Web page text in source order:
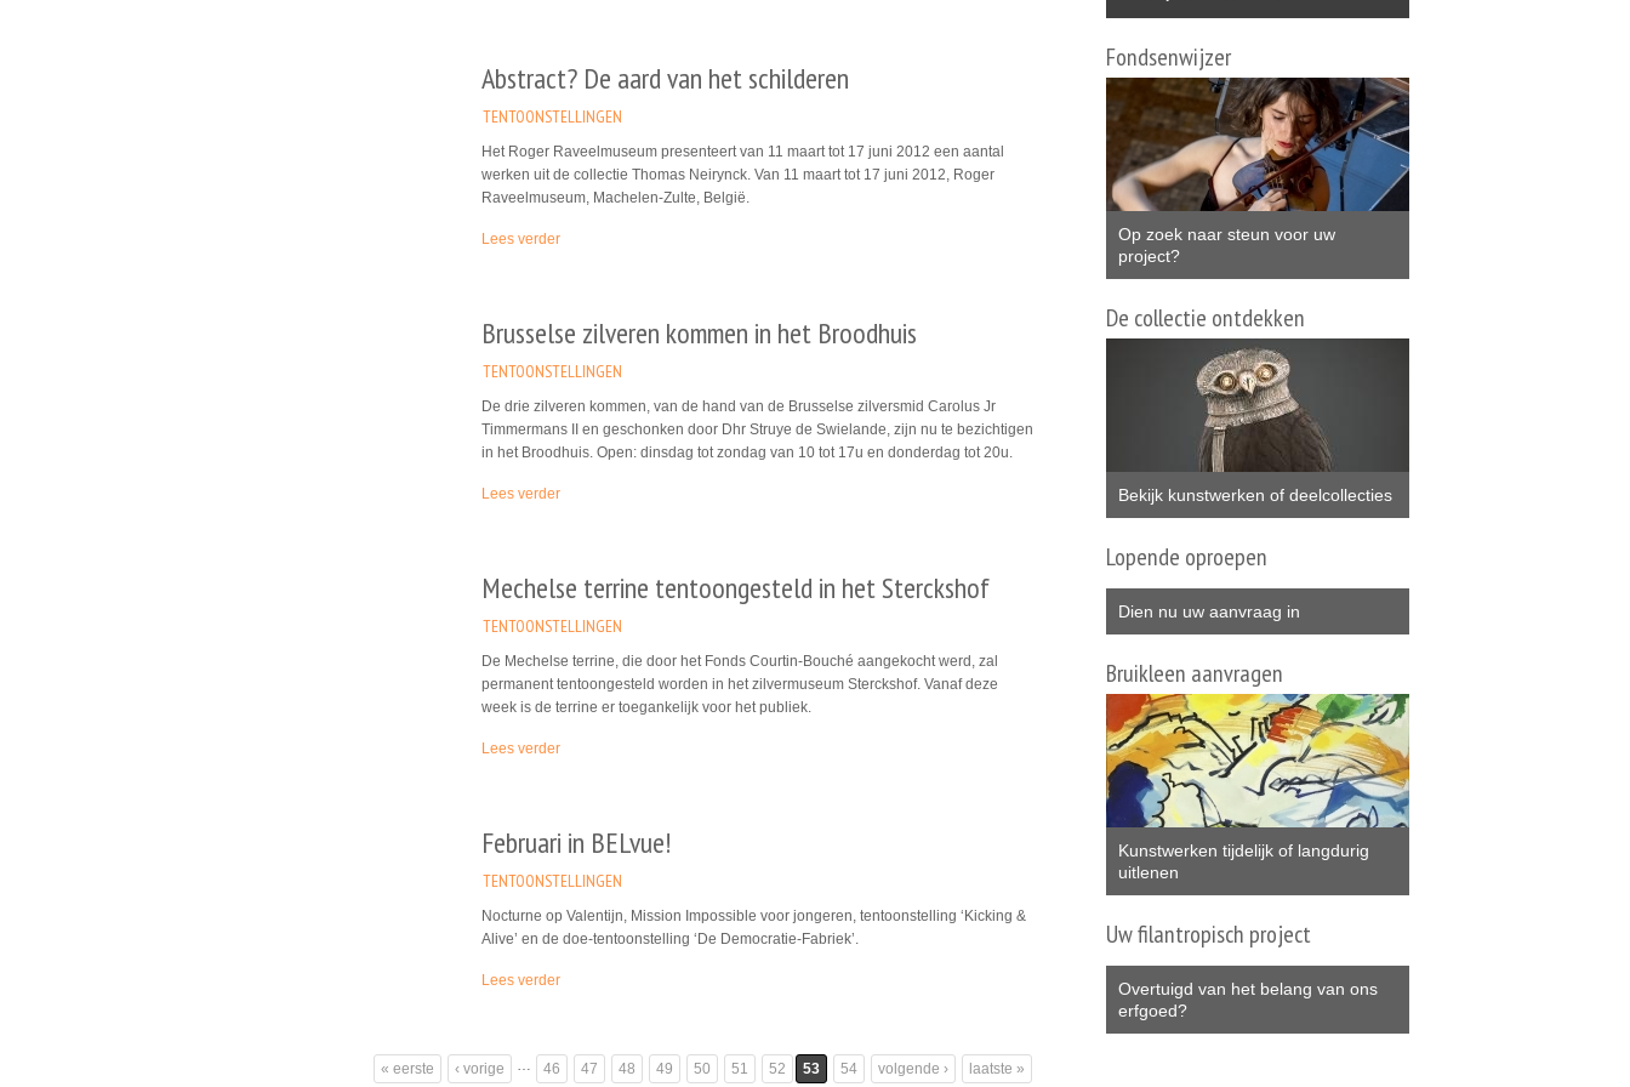
Abstract? De aard van het schilderen
TENTOONSTELLINGEN
Het Roger Raveelmuseum presenteert van 11 maart tot 17 juni 2012 een aantal
werken uit de collectie Thomas Neirynck. Van 11 maart tot 17 juni 2012, Roger
Raveelmuseum, Machelen-Zulte, België.
Lees verder
Brusselse zilveren kommen in het Broodhuis
TENTOONSTELLINGEN
De drie zilveren kommen, van de hand van de Brusselse zilversmid Carolus Jr
Timmermans II en geschonken door Dhr Struye de Swielande, zijn nu te bezichtigen
in het Broodhuis. Open: dinsdag tot zondag van 10 tot 17u en donderdag tot 20u.
Lees verder
Mechelse terrine tentoongesteld in het Sterckshof
TENTOONSTELLINGEN
De Mechelse terrine, die door het Fonds Courtin-Bouché aangekocht werd, zal
permanent tentoongesteld worden in het zilvermuseum Sterckshof. Vanaf deze
week is de terrine er toegankelijk voor het publiek.
Lees verder
Februari in BELvue!
TENTOONSTELLINGEN
Nocturne op Valentijn, Mission Impossible voor jongeren, tentoonstelling ‘Kicking &
Alive’ en de doe-tentoonstelling ‘De Democratie-Fabriek’.
Lees verder
« eerste ‹ vorige 46 47 48 49 50 51 52 53 54 volgende › laatste »
Fondsenwijzer
Op zoek naar steun voor uw
project?
De collectie ontdekken
Bekijk kunstwerken of deelcollecties
Lopende oproepen
Dien nu uw aanvraag in
Bruikleen aanvragen
Kunstwerken tijdelijk of langdurig
uitlenen
Uw filantropisch project
Overtuigd van het belang van ons
erfgoed?